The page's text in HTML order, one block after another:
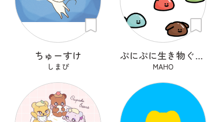
ちゅーすけ
しまぴ
ぷにぷに生き物ぐみーず
MAHO